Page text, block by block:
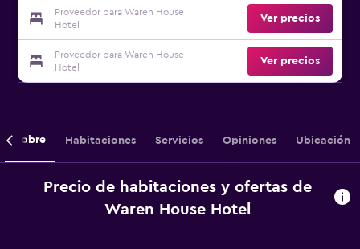
Proveedor para Waren House
Hotel
Ver precios
Proveedor para Waren House
Hotel
Ver precios
Sobre Habitaciones Servicios Opiniones Ubicación
Precio de habitaciones y ofertas de
Waren House Hotel